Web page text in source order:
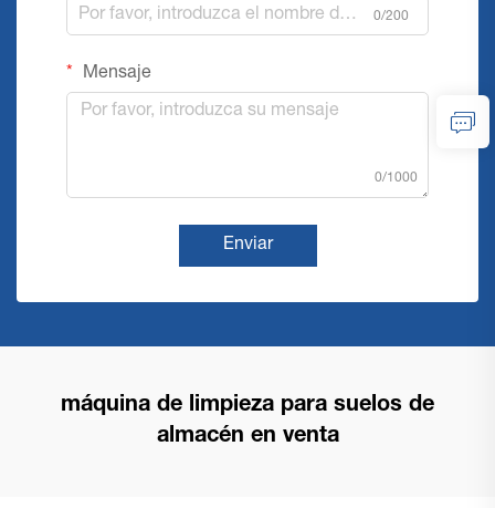
0/200
Mensaje
0/1000
Enviar
máquina de limpieza para suelos de
almacén en venta